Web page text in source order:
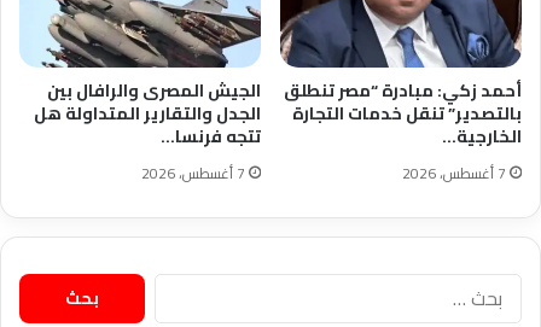
أحمد زكي: مبادرة “مصر تنطلق
بالتصدير” تنقل خدمات التجارة
الخارجية…
7 أغسطس، 2026
الجيش المصرى والرافال بين
الجدل والتقارير المتداولة هل
تتجه فرنسا…
7 أغسطس، 2026
البحث
عن: